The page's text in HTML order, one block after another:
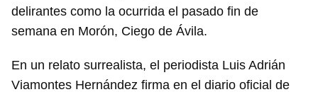
delirantes como la ocurrida el pasado fin de
semana en Morón, Ciego de Ávila.
En un relato surrealista, el periodista Luis Adrián
Viamontes Hernández firma en el diario oficial de